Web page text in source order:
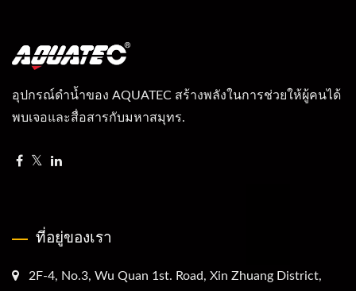
อุปกรณ์ดำน้ำของ AQUATEC สร้างพลังในการช่วยให้ผู้คนได้
พบเจอและสื่อสารกับมหาสมุทร.
ที่อยู่ของเรา
2F-4, No.3, Wu Quan 1st. Road, Xin Zhuang District,